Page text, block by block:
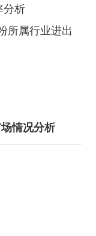
分析
所属行业进出
情况分析